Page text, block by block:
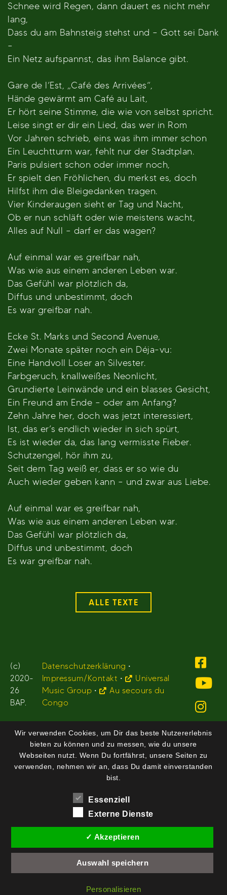
Schnee wird Regen, dann dauert es nicht mehr
lang,
Dass du am Bahnsteig stehst und – Gott sei Dank
–
Ein Netz aufspannst, das ihm Balance gibt.
Gare de l’Est, „Café des Arrivées“,
Hände gewärmt am Café au Lait,
Er hört seine Stimme, die wie von selbst spricht.
Leise singt er dir ein Lied, das wer in Rom
Vor Jahren schrieb, eins was ihm immer schon
Ein Leuchtturm war, fehlt nur der Stadtplan.
Paris pulsiert schon oder immer noch,
Er spielt den Fröhlichen, du merkst es, doch
Hilfst ihm die Bleigedanken tragen.
Vier Kinderaugen sieht er Tag und Nacht,
Ob er nun schläft oder wie meistens wacht,
Alles auf Null – darf er das wagen?
Auf einmal war es greifbar nah,
Was wie aus einem anderen Leben war.
Das Gefühl war plötzlich da,
Diffus und unbestimmt, doch
Es war greifbar nah.
Ecke St. Marks und Second Avenue,
Zwei Monate später noch ein Déja-vu:
Eine Handvoll Loser an Silvester.
Farbgeruch, knallweißes Neonlicht,
Grundierte Leinwände und ein blasses Gesicht,
Ein Freund am Ende – oder am Anfang?
Zehn Jahre her, doch was jetzt interessiert,
Ist, das er’s endlich wieder in sich spürt,
Es ist wieder da, das lang vermisste Fieber.
Schutzengel, hör ihm zu,
Seit dem Tag weiß er, dass er so wie du
Auch wieder geben kann – und zwar aus Liebe.
Auf einmal war es greifbar nah,
Was wie aus einem anderen Leben war.
Das Gefühl war plötzlich da,
Diffus und unbestimmt, doch
Es war greifbar nah.
ALLE TEXTE
(c)
2020-
26
BAP.
Datenschutzerklärung •
Impressum/Kontakt •
Universal
Music Group •
Au secours du
Congo
Wir verwenden Cookies, um Dir das beste Nutzererlebnis
bieten zu können und zu messen, wie du unsere
Webseiten nutzt. Wenn Du fortfährst, unsere Seiten zu
verwenden, nehmen wir an, dass Du damit einverstanden
bist.
Essenziell
Externe Dienste
✓ Akzeptieren
Auswahl speichern
Personalisieren